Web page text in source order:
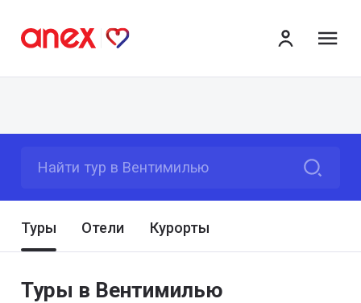
Найти тур в Вентимилью
Туры Отели Курорты
Туры в Вентимилью